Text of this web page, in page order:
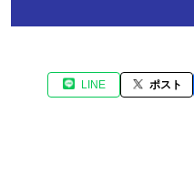
LINE ポスト